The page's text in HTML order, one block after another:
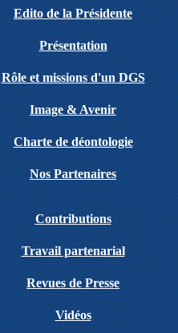
Edito de la Présidente
Présentation
Rôle et missions d'un DGS
Image & Avenir
Charte de déontologie
Nos Partenaires
Contributions
Travail partenarial
Revues de Presse
Vidéos